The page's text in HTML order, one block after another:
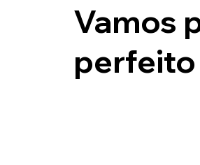
Vamos
perfeito